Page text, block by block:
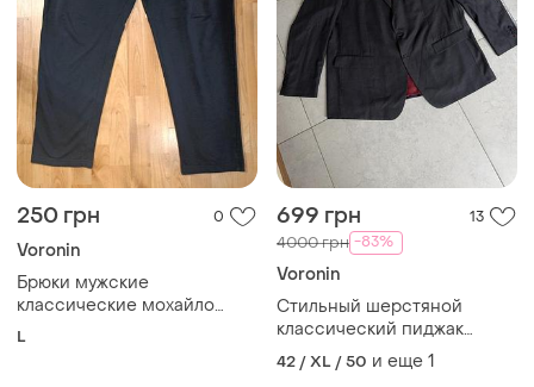
250 грн 0
Voronin
Брюки мужские
классические мохайло
воронин
L
699 грн 13
4000 грн -83%
Voronin
Стильный шерстяной
классический пиджак
блейзер voronin размер
128-124 темно серый
42 / XL / 50 и еще 1